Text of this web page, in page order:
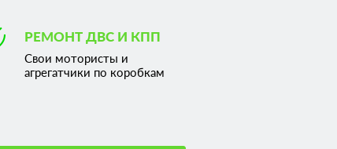
РЕМОНТ ДВС И КПП
Свои мотористы и
агрегатчики по коробкам